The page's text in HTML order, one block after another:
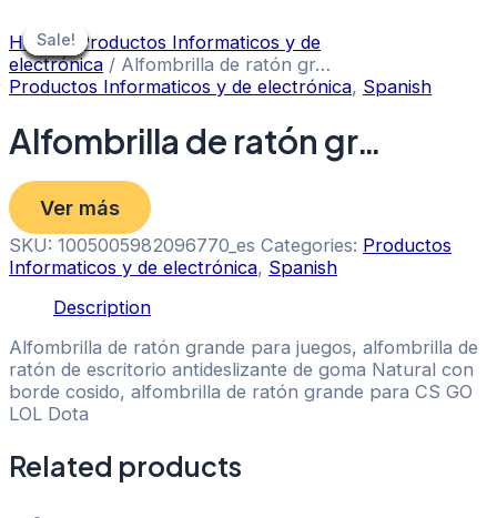
to
content
Sale!
Home/ Productos Informaticos y de
electrónica / Alfombrilla de ratón gr…
Productos Informaticos y de electrónica, Spanish
Alfombrilla de ratón gr…
Ver más
SKU: 1005005982096770_es Categories: Productos
Informaticos y de electrónica, Spanish
Description
Alfombrilla de ratón grande para juegos, alfombrilla de
ratón de escritorio antideslizante de goma Natural con
borde cosido, alfombrilla de ratón grande para CS GO
LOL Dota
Related products
Sale!
Sale!
Sale!
Sale!
Sale!
Sale!
Sale!
Sale!